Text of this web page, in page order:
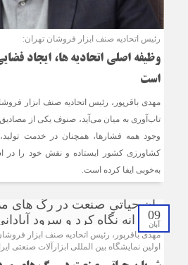
رئیس اتحادیه صنف ابزار فروشان تهران:
وظیفه اصلی اتحادیه ها، ایجاد
است
مهدی باقرپور، رئیس اتحادیه صنف ابزار
تاب‌آوری به میان می‌آید، صنوف یکی از
وجود همه فشارها، همچنان در خدمت
کشاورزی کشور ایستاده و نقش خود را در
به‌خوبی ایفا کرده است.
09
آبان
مهدی باقرپور، رئیس اتحادیه صنف ابزار
اولین نمایشگاه بین المللی ابزارآلات صنعتی